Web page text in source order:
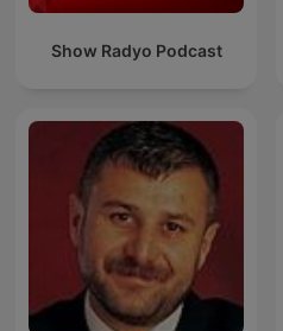
Show Radyo Podcast